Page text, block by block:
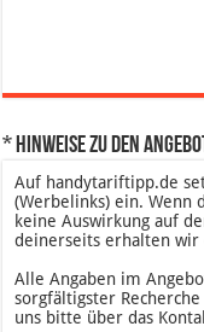
* Hinweise zu den
Auf handytariftipp.de
(Werbelinks) ein. Wenn
keine Auswirkung auf
deinerseits erhalten wir
Alle Angaben im
sorgfältigster
uns bitte über das